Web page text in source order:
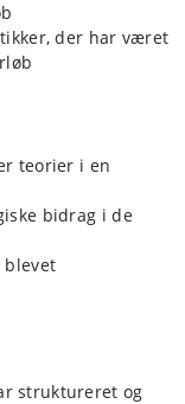
der har været
teorier i en
bidrag i de
blevet
struktureret og